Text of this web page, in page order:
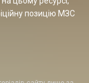
позицію МЗС